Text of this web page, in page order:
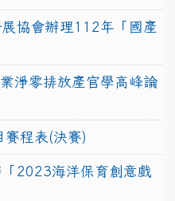
協會辦理112年「國產
淨零排放產官學高峰論
賽程表(決賽)
2023海洋保育創意戲